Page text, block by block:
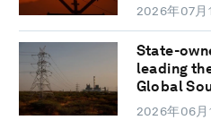
2026年07月
State-
leading
Global
2026年06月